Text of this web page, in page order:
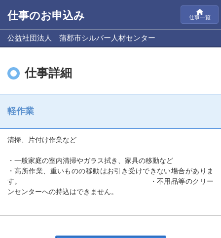
仕事のお申込み 仕事一覧
公益社団法人 蒲郡市シルバー人材センター
仕事詳細
軽作業
清掃、片付け作業など
・一般家庭の室内清掃やガラス拭き、家具の移動など
・高所作業、重いものの移動はお引き受けできない場合がありま
す。 ・不用品等のクリー
ンセンターへの持込はできません。